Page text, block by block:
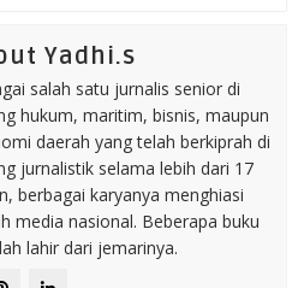
Yadhi.s
salah satu jurnalis senior di
hukum, maritim, bisnis, maupun
daerah yang telah berkiprah di
jurnalistik selama lebih dari 17
berbagai karyanya menghiasi
media nasional. Beberapa buku
lahir dari jemarinya.